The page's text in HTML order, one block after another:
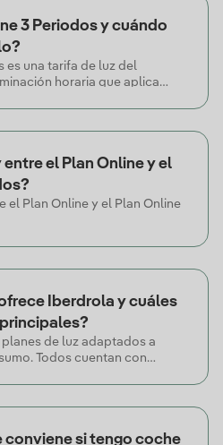
3 Periodos y cuándo
es una tarifa de luz del
horaria que aplica
(noches y fines de semana
eléctricos.
el Plan Online y el
el Plan Online y el Plan Online
Iberdrola y cuáles
de luz adaptados a
Todos cuentan con
cómo se aplica el precio del
conviene si tengo coche